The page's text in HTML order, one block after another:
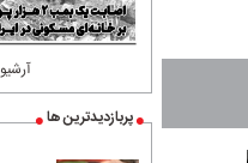
آرشیو
پربازدیدترین ها